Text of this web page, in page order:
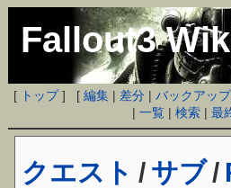
Fallout3
[ トップ] [編集 | 差分 |バックアップ
|一覧 |検索 |最
クエスト / サブ /